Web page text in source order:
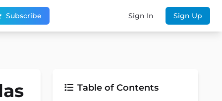
Subscribe Sign In Sign Up
Table of Contents